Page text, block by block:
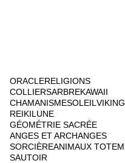
ORACLERELIGIONS
COLLIERSARBREKAWAII
CHAMANISMESOLEIL VIKING
REIKILUNE
GÉOMÉTRIE SACRÉE
ANGES ET ARCHANGES
SORCIÈREANIMAUX TOTEM
SAUTOIR